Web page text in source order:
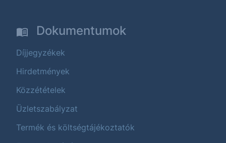
Dokumentumok
Díjjegyzékek
Hirdetmények
Közzétételek
Üzletszabályzat
Termék és költségtájékoztatók